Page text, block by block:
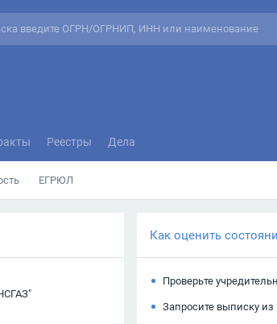
Реестры Дела
ЕГРЮЛ
Как оценить
Проверьте
Запросите выписку